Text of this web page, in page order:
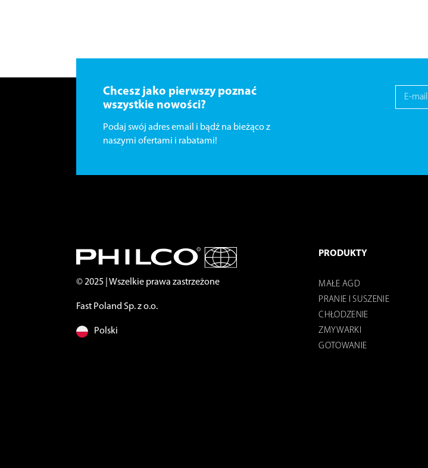
Chcesz jako pierwszy poznać
wszystkie nowości?
Podaj swój adres email i bądź na bieżąco z
naszymi ofertami i rabatami!
© 2025 | Wszelkie prawa zastrzeżone
Fast Poland Sp. z o.o.
Polski
PRODUKTY
MAŁE AGD
PRANIE I SUSZENIE
CHŁODZENIE
ZMYWARKI
GOTOWANIE